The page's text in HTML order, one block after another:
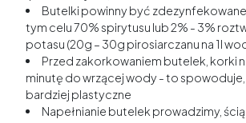
Butelki powinny być zdezynfekowane
tym celu 70% spirytusu lub 2% - 3%
potasu (20g – 30g pirosiarczanu na 1l
Przed zakorkowaniem butelek, korki
minutę do wrzącej wody - to spowoduje,
bardziej plastyczne
Napełnianie butelek prowadzimy,